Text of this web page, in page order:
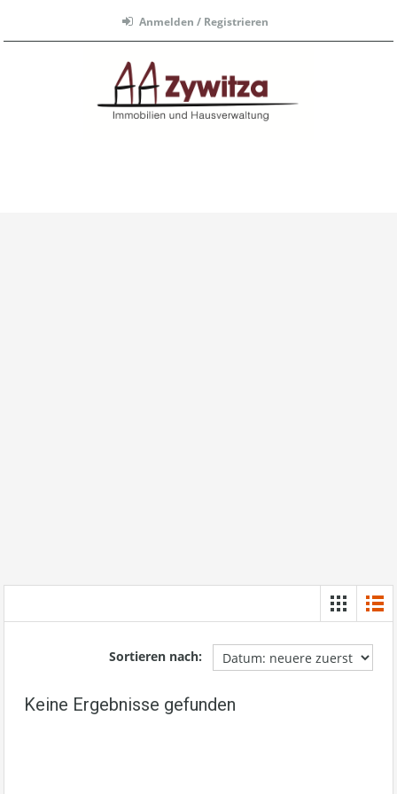
Anmelden / Registrieren
Sortieren nach:
Keine Ergebnisse gefunden